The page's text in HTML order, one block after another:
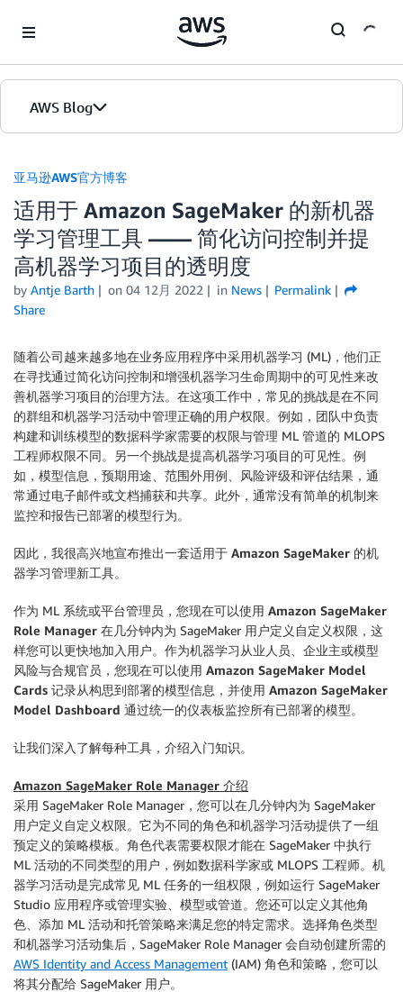
AWS Blog
首页
版本
亚马逊AWS官方博客
适用于 Amazon SageMaker 的新机器
学习管理工具 —— 简化访问控制并提
高机器学习项目的透明度
by Antje Barth on 04 12月 2022 in News
Permalink
Share
随着公司越来越多地在业务应用程序中采用机器学习 (ML)，他们正
在寻找通过简化访问控制和增强机器学习生命周期中的可见性来改
善机器学习项目的治理方法。在这项工作中，常见的挑战是在不同
的群组和机器学习活动中管理正确的用户权限。例如，团队中负责
构建和训练模型的数据科学家需要的权限与管理 ML 管道的 MLOPS
工程师权限不同。另一个挑战是提高机器学习项目的可见性。例
如，模型信息，预期用途、范围外用例、风险评级和评估结果，通
常通过电子邮件或文档捕获和共享。此外，通常没有简单的机制来
监控和报告已部署的模型行为。
因此，我很高兴地宣布推出一套适用于 Amazon SageMaker 的机
器学习管理新工具。
作为 ML 系统或平台管理员，您现在可以使用 Amazon SageMaker
Role Manager 在几分钟内为 SageMaker 用户定义自定义权限，这
样您可以更快地加入用户。作为机器学习从业人员、企业主或模型
风险与合规官员，您现在可以使用 Amazon SageMaker Model
Cards 记录从构思到部署的模型信息，并使用 Amazon SageMaker
Model Dashboard 通过统一的仪表板监控所有已部署的模型。
让我们深入了解每种工具，介绍入门知识。
Amazon SageMaker Role Manager 介绍
采用 SageMaker Role Manager，您可以在几分钟内为 SageMaker
用户定义自定义权限。它为不同的角色和机器学习活动提供了一组
预定义的策略模板。角色代表需要权限才能在 SageMaker 中执行
ML 活动的不同类型的用户，例如数据科学家或 MLOPS 工程师。机
器学习活动是完成常见 ML 任务的一组权限，例如运行 SageMaker
Studio 应用程序或管理实验、模型或管道。您还可以定义其他角
色、添加 ML 活动和托管策略来满足您的特定需求。选择角色类型
和机器学习活动集后，SageMaker Role Manager 会自动创建所需的
AWS Identity and Access Management (IAM) 角色和策略，您可以
将其分配给 SageMaker 用户。